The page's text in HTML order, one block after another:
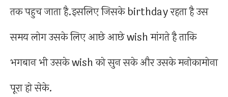
तक पहुच जाता है.इसलिए जिसके birthday रहता है उस
समय लोग उसके लिए आछे आछे wish मांगते है ताकि
भगबान भी उसके wish को सुन सके और उसके मनोकामोना
पूरा हो सेके.